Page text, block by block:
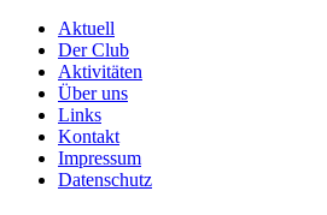
Aktuell
Der Club
Aktivitäten
Über uns
Links
Kontakt
Impressum
Datenschutz